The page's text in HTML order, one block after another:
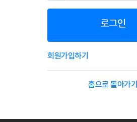
로그인
회원가입하기
홈으로 돌아가기